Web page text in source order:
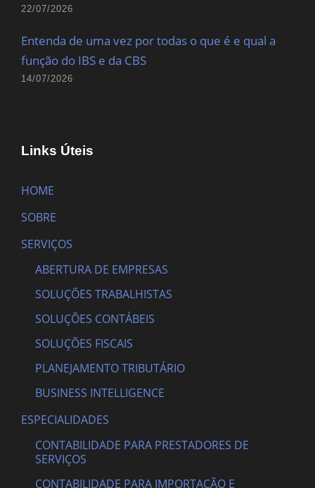
22/07/2026
Entenda de uma vez por todas o que é e qual a
função do IBS e da CBS
14/07/2026
Links Úteis
HOME
SOBRE
SERVIÇOS
ABERTURA DE EMPRESAS
SOLUÇÕES TRABALHISTAS
SOLUÇÕES CONTÁBEIS
SOLUÇÕES FISCAIS
PLANEJAMENTO TRIBUTÁRIO
BUSINESS INTELLIGENCE
ESPECIALIDADES
CONTABILIDADE PARA PRESTADORES DE
SERVIÇOS
CONTABILIDADE PARA IMPORTAÇÃO E